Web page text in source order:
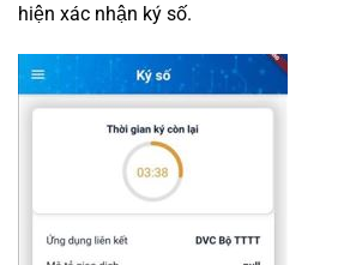
hiện xác nhận ký số.